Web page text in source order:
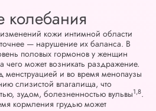
колебания
кожи интимной области
— нарушение их баланса. В
половых гормонов у женщин
чего может возникать раздражение.
менструацией и во время менопаузы
слизистой влагалища, что
зудом, болезненностью вульвы1,8.
кормления грудью может